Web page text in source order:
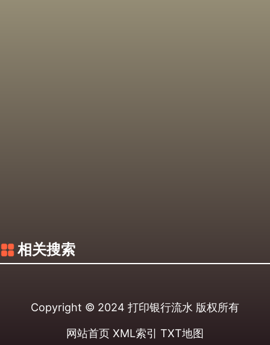
相关搜索
Copyright © 2024 打印银行流水 版权所有
网站首页 XML索引 TXT地图